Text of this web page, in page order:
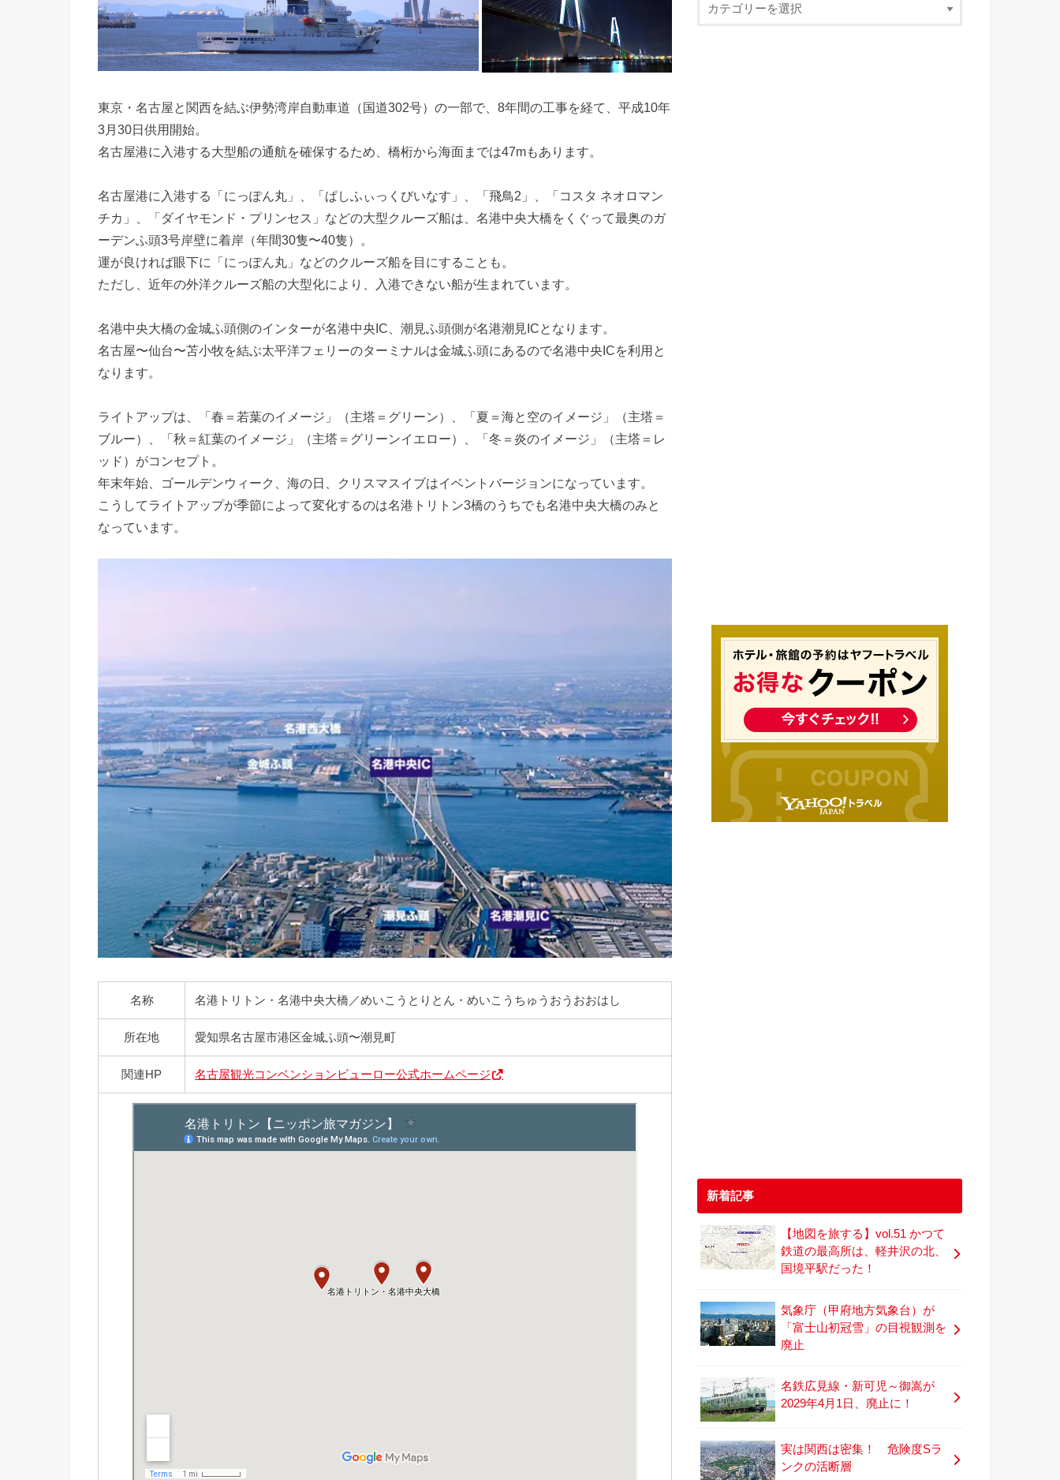
東京・名古屋と関西を結ぶ伊勢湾岸自動車道（国道302号）の一部で、8年間の工事を経て、平成10年
3月30日供用開始。
名古屋港に入港する大型船の通航を確保するため、橋桁から海面までは47mもあります。
名古屋港に入港する「にっぽん丸」、「ぱしふぃっくびいなす」、「飛鳥2」、「コスタ ネオロマン
チカ」、「ダイヤモンド・プリンセス」などの大型クルーズ船は、名港中央大橋をくぐって最奥のガ
ーデンふ頭3号岸壁に着岸（年間30隻〜40隻）。
運が良ければ眼下に「にっぽん丸」などのクルーズ船を目にすることも。
ただし、近年の外洋クルーズ船の大型化により、入港できない船が生まれています。
名港中央大橋の金城ふ頭側のインターが名港中央IC、潮見ふ頭側が名港潮見ICとなります。
名古屋〜仙台〜苫小牧を結ぶ太平洋フェリーのターミナルは金城ふ頭にあるので名港中央ICを利用と
なります。
ライトアップは、「春＝若葉のイメージ」（主塔＝グリーン）、「夏＝海と空のイメージ」（主塔＝
ブルー）、「秋＝紅葉のイメージ」（主塔＝グリーンイエロー）、「冬＝炎のイメージ」（主塔＝レ
ッド）がコンセプト。
年末年始、ゴールデンウィーク、海の日、クリスマスイブはイベントバージョンになっています。
こうしてライトアップが季節によって変化するのは名港トリトン3橋のうちでも名港中央大橋のみと
なっています。
名称 名港トリトン・名港中央大橋／めいこうとりとん・めいこうちゅうおうおおはし
所在地 愛知県名古屋市港区金城ふ頭〜潮見町
関連HP 名古屋観光コンベンションビューロー公式ホームページ
新着記事
【地図を旅する】vol.51 かつて
鉄道の最高所は、軽井沢の北、
国境平駅だった！
気象庁（甲府地方気象台）が
「富士山初冠雪」の目視観測を
廃止
名鉄広見線・新可児～御嵩が
2029年4月1日、廃止に！
実は関西は密集！ 危険度Sラ
ンクの活断層